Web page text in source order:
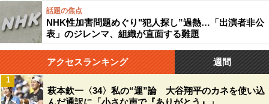
話題の焦点
NHK性加害問題めぐり"犯人探し”過熱…「出演者非公
表」のジレンマ、組織が直面する難題
アクセスランキング 週間
萩本欽一〈34〉私の“運”論 大谷翔平のカネを使い込
んだ通訳に「小さな声で『ありがとう』」
1